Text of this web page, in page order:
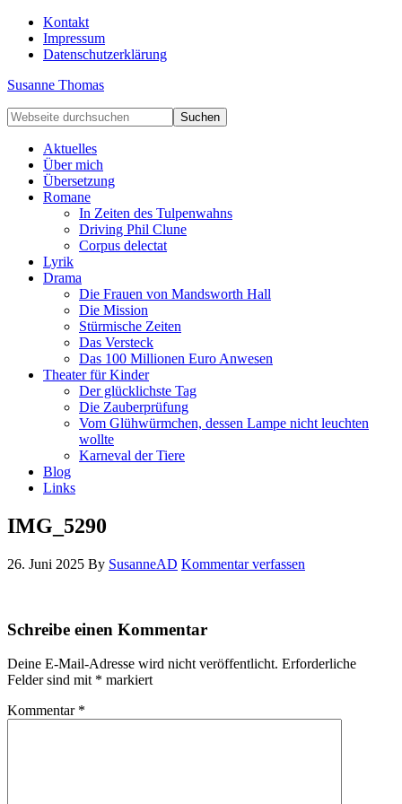
Kontakt
Impressum
Datenschutzerklärung
Susanne Thomas
Aktuelles
Über mich
Übersetzung
Romane
In Zeiten des Tulpenwahns
Driving Phil Clune
Corpus delectat
Lyrik
Drama
Die Frauen von Mandsworth Hall
Die Mission
Stürmische Zeiten
Das Versteck
Das 100 Millionen Euro Anwesen
Theater für Kinder
Der glücklichste Tag
Die Zauberprüfung
Vom Glühwürmchen, dessen Lampe nicht leuchten
wollte
Karneval der Tiere
Blog
Links
IMG_5290
26. Juni 2025 By SusanneAD Kommentar verfassen
Schreibe einen Kommentar
Deine E-Mail-Adresse wird nicht veröffentlicht. Erforderliche
Felder sind mit * markiert
Kommentar *